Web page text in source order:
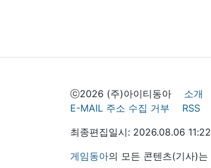
ⓒ2026 (주)아이티동아 소개
E-MAIL 주소 수집 거부
RSS
최종편집일시: 2026.08.06 11:22
게임동아의 모든 콘텐츠(기사)는